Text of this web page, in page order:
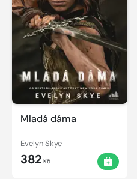
Mladá dáma
Evelyn Skye
382 Kč